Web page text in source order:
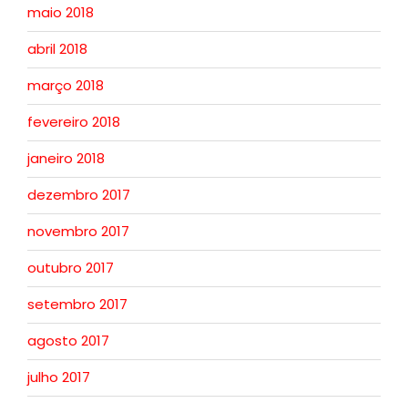
maio 2018
abril 2018
março 2018
fevereiro 2018
janeiro 2018
dezembro 2017
novembro 2017
outubro 2017
setembro 2017
agosto 2017
julho 2017